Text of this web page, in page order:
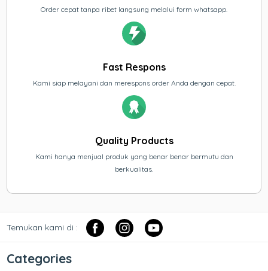
Order cepat tanpa ribet langsung melalui form whatsapp.
Fast Respons
Kami siap melayani dan merespons order Anda dengan cepat.
Quality Products
Kami hanya menjual produk yang benar benar bermutu dan
berkualitas.
Temukan kami di :
Categories